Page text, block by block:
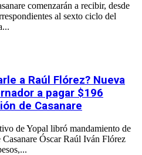
comenzarán a recibir, desde
al sexto ciclo del
a Raúl Flórez? Nueva
a pagar $196
de Casanare
de Yopal libró mandamiento de
Óscar Raúl Iván Flórez